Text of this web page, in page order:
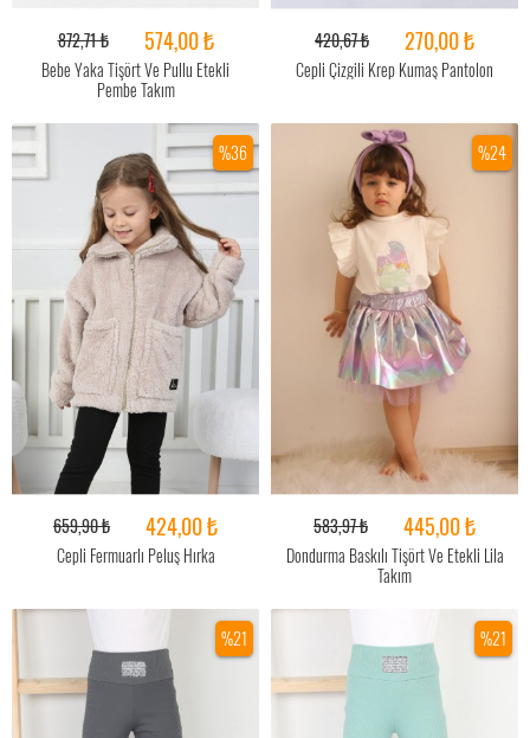
872,71 ₺ 574,00 ₺
Bebe Yaka Tişört Ve Pullu Etekli
Pembe Takım
420,67 ₺ 270,00 ₺
Cepli Çizgili Krep Kumaş Pantolon
%36
659,90 ₺ 424,00 ₺
Cepli Fermuarlı Peluş Hırka
%24
583,97 ₺ 445,00 ₺
Dondurma Baskılı Tişört Ve Etekli Lila
Takım
%21 %21